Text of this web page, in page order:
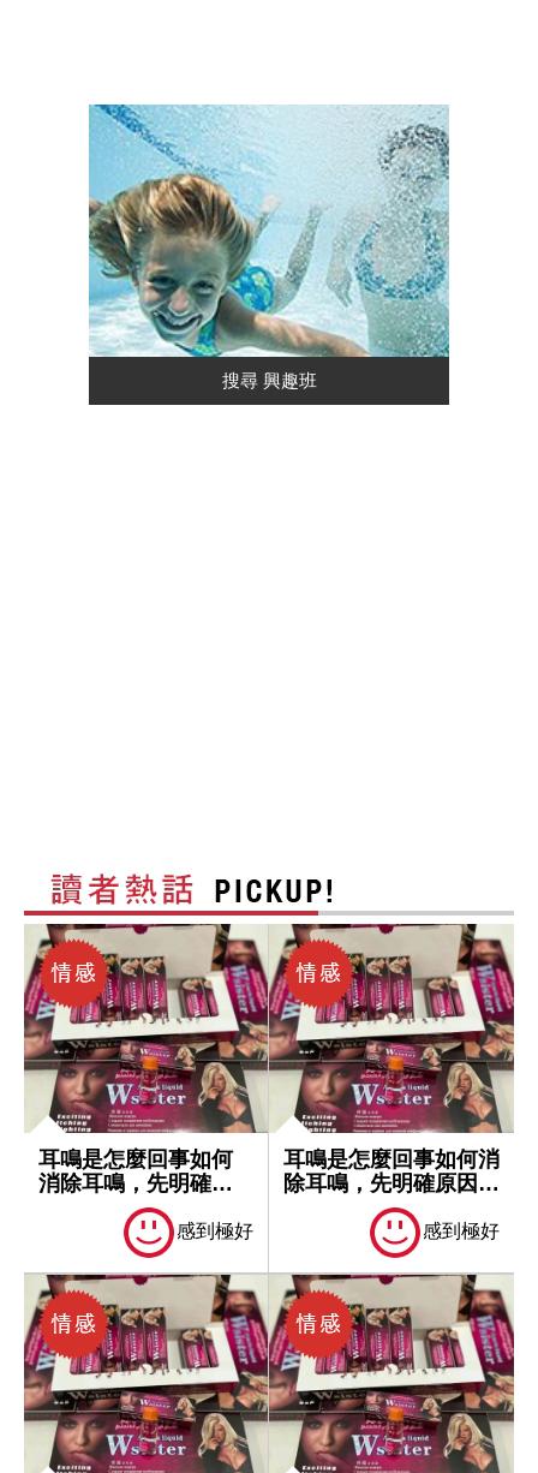
耳鳴是怎麼回事如何
消除耳鳴，先明確原
感到極好
耳鳴是怎麼回事如何消
除耳鳴，先明確原因再
感到極好